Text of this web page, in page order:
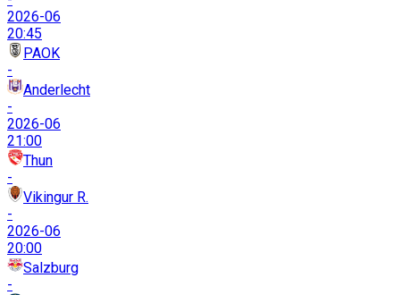
2026-06
20:45
PAOK
-
Anderlecht
-
2026-06
21:00
Thun
-
Vikingur R.
-
2026-06
20:00
Salzburg
-